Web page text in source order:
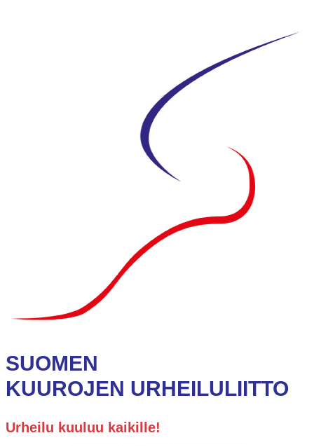
SUOMEN
KUUROJEN URHEILULIITTO
Urheilu kuuluu kaikille!